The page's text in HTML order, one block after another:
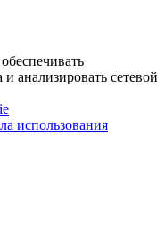
анализировать сетевой
использования